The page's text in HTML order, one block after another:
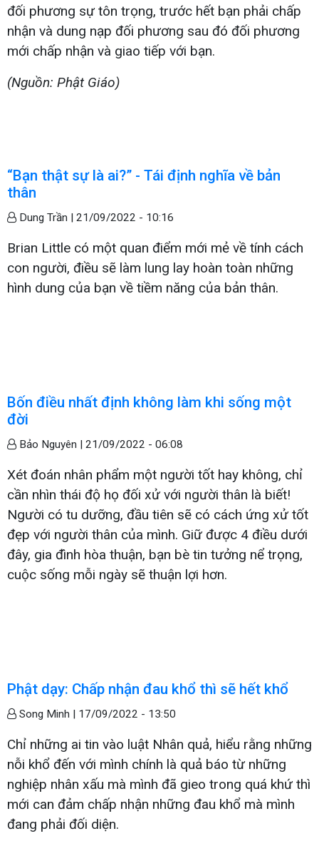
đối phương sự tôn trọng, trước hết bạn phải chấp
nhận và dung nạp đối phương sau đó đối phương
mới chấp nhận và giao tiếp với bạn.
(Nguồn: Phật Giáo)
“Bạn thật sự là ai?” - Tái định nghĩa về bản
thân
Dung Trần | 21/09/2022 - 10:16
Brian Little có một quan điểm mới mẻ về tính cách
con người, điều sẽ làm lung lay hoàn toàn những
hình dung của bạn về tiềm năng của bản thân.
Bốn điều nhất định không làm khi sống một
đời
Bảo Nguyên | 21/09/2022 - 06:08
Xét đoán nhân phẩm một người tốt hay không, chỉ
cần nhìn thái độ họ đối xử với người thân là biết!
Người có tu dưỡng, đầu tiên sẽ có cách ứng xử tốt
đẹp với người thân của mình. Giữ được 4 điều dưới
đây, gia đình hòa thuận, bạn bè tin tưởng nể trọng,
cuộc sống mỗi ngày sẽ thuận lợi hơn.
Phật dạy: Chấp nhận đau khổ thì sẽ hết khổ
Song Minh | 17/09/2022 - 13:50
Chỉ những ai tin vào luật Nhân quả, hiểu rằng những
nỗi khổ đến với mình chính là quả báo từ những
nghiệp nhân xấu mà mình đã gieo trong quá khứ thì
mới can đảm chấp nhận những đau khổ mà mình
đang phải đối diện.